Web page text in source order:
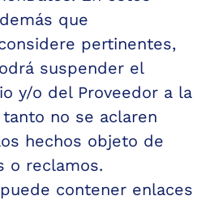
que
pertinentes,
suspender el
y/o del Proveedor a la
no se aclaren
hechos objeto de
o reclamos.
contener enlaces